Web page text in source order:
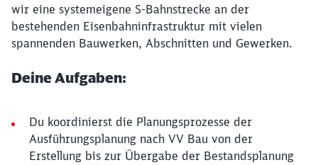
wir eine systemeigene S-Bahnstrecke an der
bestehenden Eisenbahninfrastruktur mit vielen
spannenden Bauwerken, Abschnitten und Gewerken.
Deine Aufgaben:
Du koordinierst die Planungsprozesse der
Ausführungsplanung nach VV Bau von der
Erstellung bis zur Übergabe der Bestandsplanung